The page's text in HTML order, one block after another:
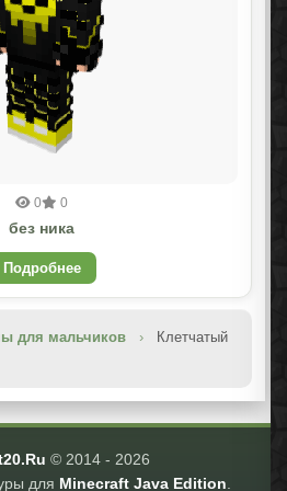
0 0
без ника
Подробнее
для мальчиков ›
Клетчатый
© 2014 - 2026
для Minecraft Java Edition